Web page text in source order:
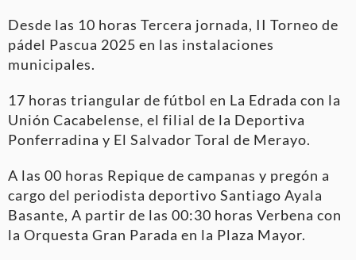
Desde las 10 horas Tercera jornada, II Torneo de
pádel Pascua 2025 en las instalaciones
municipales.
17 horas triangular de fútbol en La Edrada con la
Unión Cacabelense, el filial de la Deportiva
Ponferradina y El Salvador Toral de Merayo.
A las 00 horas Repique de campanas y pregón a
cargo del periodista deportivo Santiago Ayala
Basante, A partir de las 00:30 horas Verbena con
la Orquesta Gran Parada en la Plaza Mayor.